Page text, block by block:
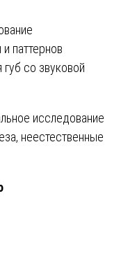
паттернов
со звуковой
исследование
неестественные